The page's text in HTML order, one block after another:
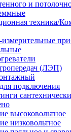
и
техника/
(ЛЭП)
подключения
высоковольтное
низковольтное